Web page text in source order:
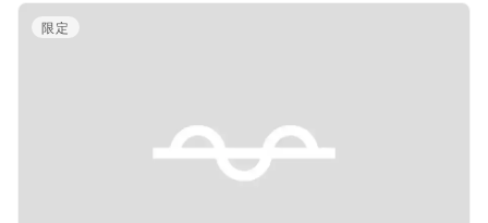
Previous slide
限定